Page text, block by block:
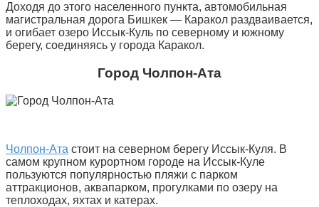
Доходя до этого населенного пункта, автомобильная
магистральная дорога Бишкек — Каракол раздваивается,
и огибает озеро Иссык-Куль по северному и южному
берегу, соединяясь у города Каракол.
Город Чолпон-Ата
Чолпон-Ата стоит на северном берегу Иссык-Куля. В
самом крупном курортном городе на Иссык-Куле
пользуются популярностью пляжи с парком
аттракционов, аквапарком, прогулками по озеру на
теплоходах, яхтах и катерах.